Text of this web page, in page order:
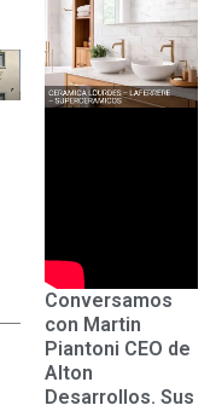
Conversamos
con Martin
Piantoni CEO de
Alton
Desarrollos. Sus